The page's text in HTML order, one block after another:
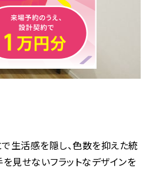
生活感を隠し、色数を抑えた統
見せないフラットなデザインを